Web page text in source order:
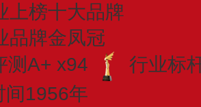
上榜十大品牌
品牌金凤冠
测A+ x94
行业标
间1956年